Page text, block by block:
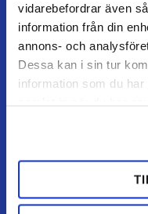
vidarebefordrar även
information från din
annons- och
Dessa kan i sin tur
information som du
Mine sider
Returnering / fortryd køb
Reklamation
Hvordan handler jeg?